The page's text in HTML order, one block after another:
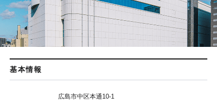
基本情報
広島市中区本通10-1